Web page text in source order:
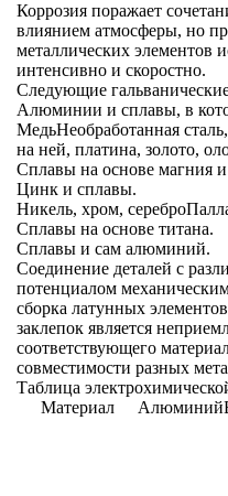
Коррозия поражает
влиянием атмосферы, но
металлических элементов
интенсивно и скоростно.
Следующие
Алюминии и сплавы, в
МедьНеобработанная
на ней, платина, золото,
Сплавы на основе магния
Цинк и сплавы.
Никель, хром,
Сплавы на основе титана.
Сплавы и сам алюминий.
Соединение деталей с
потенциалом
сборка латунных
заклепок является
соответствующего
совместимости разных
Таблица
Материал
Алюминий